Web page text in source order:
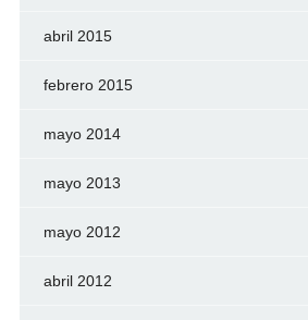
abril 2015
febrero 2015
mayo 2014
mayo 2013
mayo 2012
abril 2012